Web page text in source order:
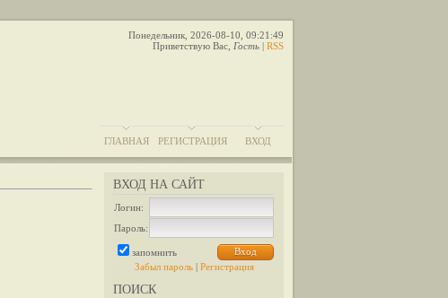
Понедельник, 2026-08-10, 09:21:49
Приветствую Вас Гость | RSS
ГЛАВНАЯ РЕГИСТРАЦИЯ ВХОД
ВХОД НА САЙТ
Логин:
Пароль:
запомнить
Забыл пароль| Регистрация
ПОИСК